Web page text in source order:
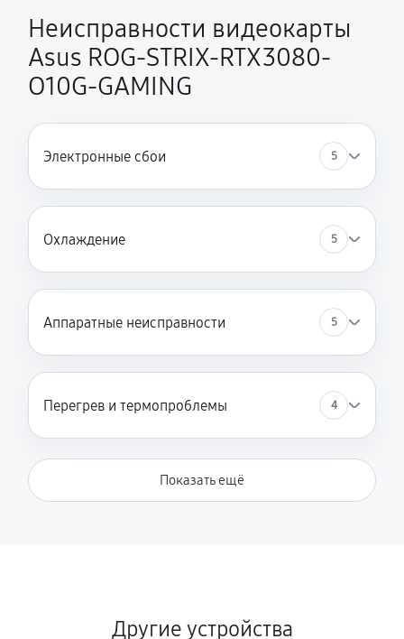
Неисправности видеокарты
Asus ROG-STRIX-RTX3080-
O10G-GAMING
Электронные сбои 5
Охлаждение 5
Аппаратные неисправности 5
Перегрев и термопроблемы 4
Показать ещё
Другие устройства